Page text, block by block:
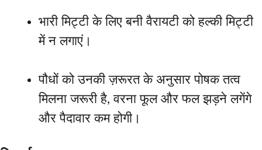
भारी मिट्टी के लिए बनी वैरायटी को हल्की मिट्टी
में न लगाएं।
पौधों को उनकी ज़रूरत के अनुसार पोषक तत्व
मिलना जरूरी है, वरना फूल और फल झड़ने लगेंगे
और पैदावार कम होगी।